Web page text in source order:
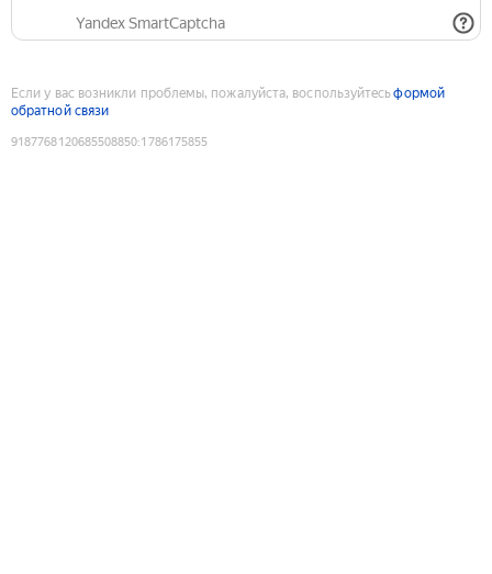
Yandex SmartCaptcha
Если у вас возникли проблемы, пожалуйста, воспользуйтесьформой
обратной связи
9187768120685508850:1786175855